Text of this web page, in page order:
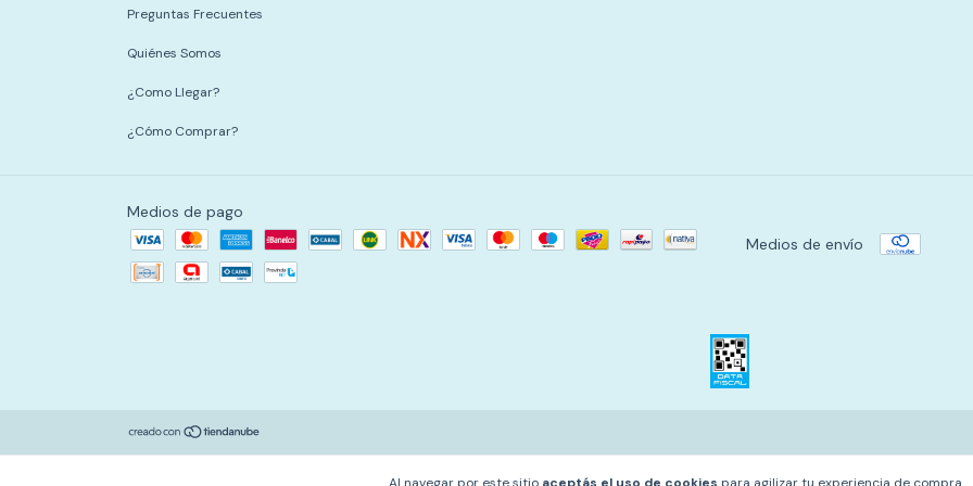
Preguntas Frecuentes
Quiénes Somos
¿Como Llegar?
¿Cómo Comprar?
Medios de pago
Medios de envío